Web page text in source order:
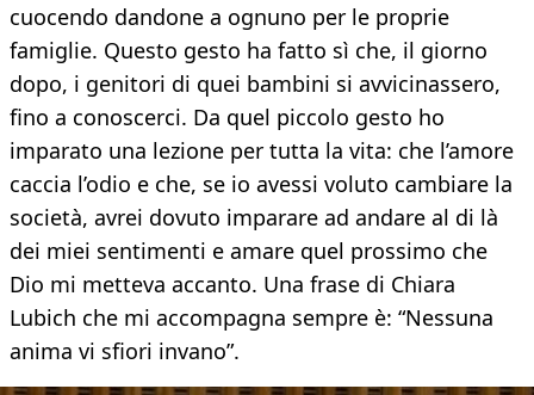
cuocendo dandone a ognuno per le proprie
famiglie. Questo gesto ha fatto sì che, il giorno
dopo, i genitori di quei bambini si avvicinassero,
fino a conoscerci. Da quel piccolo gesto ho
imparato una lezione per tutta la vita: che l’amore
caccia l’odio e che, se io avessi voluto cambiare la
società, avrei dovuto imparare ad andare al di là
dei miei sentimenti e amare quel prossimo che
Dio mi metteva accanto. Una frase di Chiara
Lubich che mi accompagna sempre è: “Nessuna
anima vi sfiori invano”.